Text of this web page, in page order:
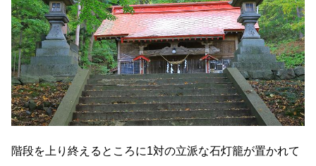
階段を上り終えるところに1対の立派な石灯籠が置かれて